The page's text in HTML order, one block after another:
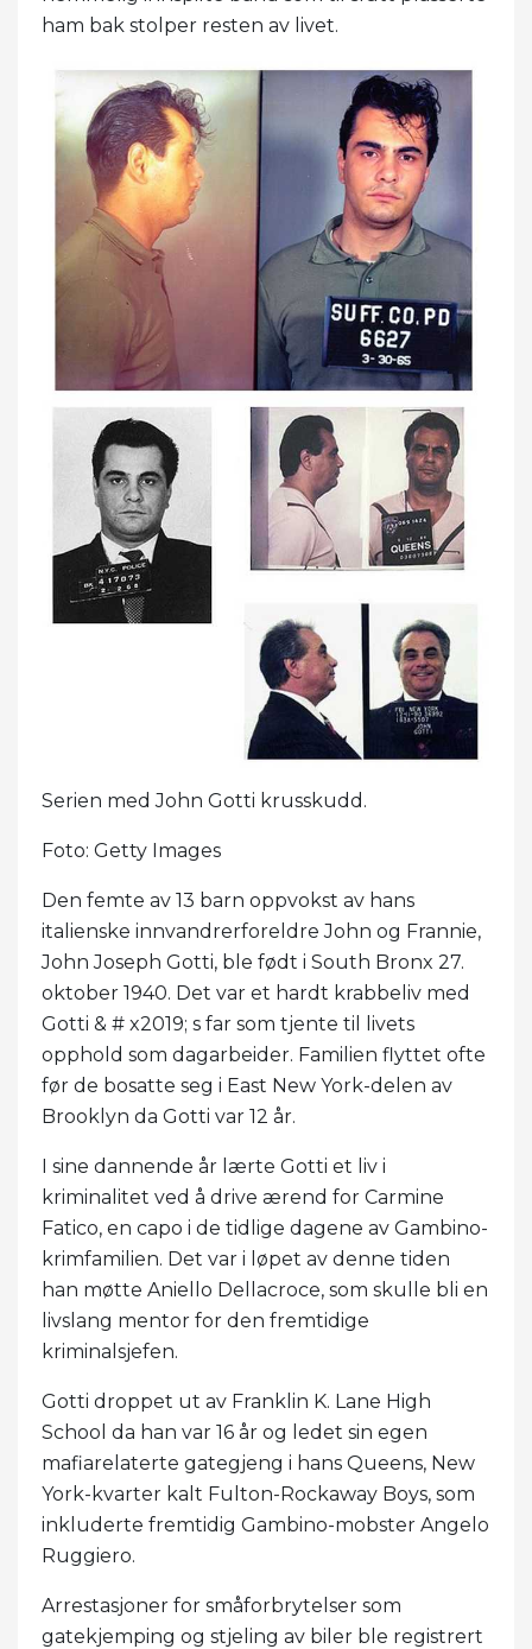
ham bak stolper resten av livet.
Serien med John Gotti krusskudd.
Foto: Getty Images
Den femte av 13 barn oppvokst av hans
italienske innvandrerforeldre John og Frannie,
John Joseph Gotti, ble født i South Bronx 27.
oktober 1940. Det var et hardt krabbeliv med
Gotti & # x2019; s far som tjente til livets
opphold som dagarbeider. Familien flyttet ofte
før de bosatte seg i East New York-delen av
Brooklyn da Gotti var 12 år.
I sine dannende år lærte Gotti et liv i
kriminalitet ved å drive ærend for Carmine
Fatico, en capo i de tidlige dagene av Gambino-
krimfamilien. Det var i løpet av denne tiden
han møtte Aniello Dellacroce, som skulle bli en
livslang mentor for den fremtidige
kriminalsjefen.
Gotti droppet ut av Franklin K. Lane High
School da han var 16 år og ledet sin egen
mafiarelaterte gategjeng i hans Queens, New
York-kvarter kalt Fulton-Rockaway Boys, som
inkluderte fremtidig Gambino-mobster Angelo
Ruggiero.
Arrestasjoner for småforbrytelser som
gatekjemping og stjeling av biler ble registrert